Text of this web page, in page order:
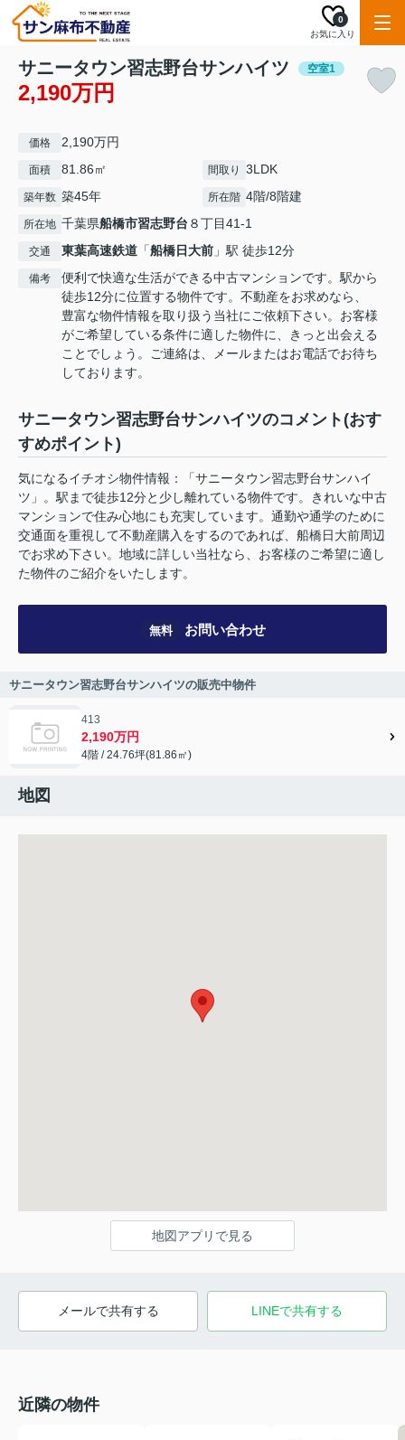
お気に入り
0
サニータウン習志野台サンハイツ 空室1
2,190万円
価格 2,190万円
面積 81.86㎡ 間取り 3LDK
築年数 築45年 所在階 4階/8階建
所在地 千葉県船橋市習志野台 ８丁目41-1
交通 東葉高速鉄道 「船橋日大前 」駅 徒歩12分
備考
便利で快適な生活ができる中古マンションです。駅から
徒歩12分に位置する物件です。不動産をお求めなら、
豊富な物件情報を取り扱う当社にご依頼下さい。お客様
がご希望している条件に適した物件に、きっと出会える
ことでしょう。ご連絡は、メールまたはお電話でお待ち
しております。
サニータウン習志野台サンハイツのコメント(おす
すめポイント)
気になるイチオシ物件情報：「サニータウン習志野台サンハイ
ツ」。駅まで徒歩12分と少し離れている物件です。きれいな中古
マンションで住み心地にも充実しています。通勤や通学のために
交通面を重視して不動産購入をするのであれば、船橋日大前周辺
でお求め下さい。地域に詳しい当社なら、お客様のご希望に適し
た物件のご紹介をいたします。
無料 お問い合わせ
サニータウン習志野台サンハイツの販売中物件
413
2,190万円
4階 / 24.76坪(81.86㎡)
地図
地図アプリで見る
メールで共有する LINEで共有する
近隣の物件